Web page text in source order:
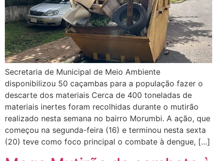
Secretaria de Municipal de Meio Ambiente
disponibilizou 50 caçambas para a população fazer o
descarte dos materiais Cerca de 400 toneladas de
materiais inertes foram recolhidas durante o mutirão
realizado nesta semana no bairro Morumbi. A ação, que
começou na segunda-feira (16) e terminou nesta sexta
(20) teve como foco principal o combate à dengue, […]